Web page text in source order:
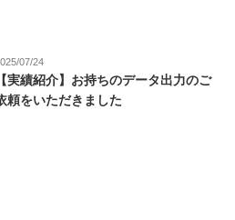
07/24
【実績紹介】お持ちのデータ出力のご
頼をいただきました